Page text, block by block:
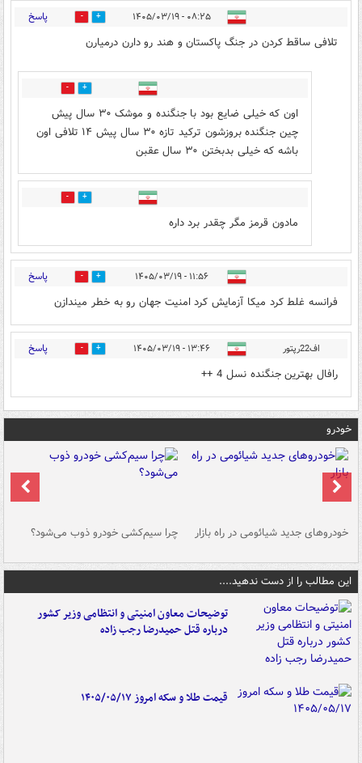
۰۸:۲۵ - ۱۴۰۵/۰۳/۱۹ 1 پاسخ
تلافی ساقط کردن در جنگ پاکستان و هند رو دارن درمیارن
0
اون که خیلی ضایع بود با جنگنده و موشک ۳۰ سال پیش
چین جنگنده بروزشون ترکید تازه ۳۰ سال پیش ۱۴ تلافی اون
باشه که خیلی بدبختن ۳۰ سال عقبن
0
مادون قرمز مگر چقدر برد داره
۱۱:۵۶ - ۱۴۰۵/۰۳/۱۹ 0 پاسخ
فرانسه غلط کرد میکا آزمایش کرد امنیت جهان رو به خطر میندازن
اف22رپتور ۱۳:۴۶ - ۱۴۰۵/۰۳/۱۹ 0 پاسخ
رافال بهترین جنگنده نسل 4 ++
خودرو
خودروهای جدید شیائومی در راه بازار چرا سیم‌کشی خودرو ذوب می‌شود؟
این مطالب را از دست ندهید....
توضیحات معاون امنیتی و انتظامی وزیر کشور
درباره قتل حمیدرضا رجب زاده
قیمت طلا و سکه امروز ۱۴۰۵/۰۵/۱۷